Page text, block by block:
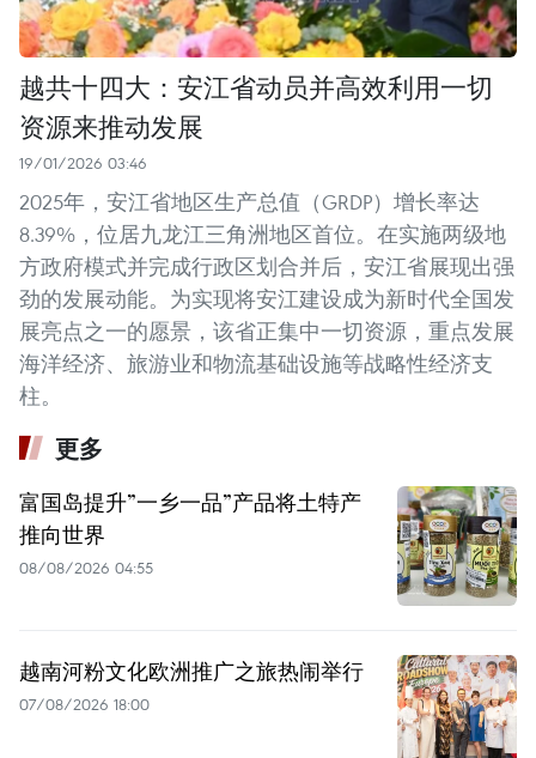
越共十四大：安江省动员并高效利用一切
资源来推动发展
19/01/2026 03:46
2025年，安江省地区生产总值（GRDP）增长率达
8.39%，位居九龙江三角洲地区首位。在实施两级地
方政府模式并完成行政区划合并后，安江省展现出强
劲的发展动能。为实现将安江建设成为新时代全国发
展亮点之一的愿景，该省正集中一切资源，重点发展
海洋经济、旅游业和物流基础设施等战略性经济支
柱。
更多
富国岛提升”一乡一品”产品将土特产
推向世界
08/08/2026 04:55
越南河粉文化欧洲推广之旅热闹举行
07/08/2026 18:00